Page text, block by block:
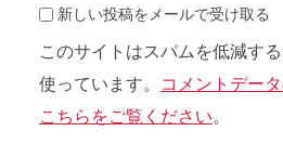
新しい投稿をメールで受け取る
このサイトはスパムを低減す
使っています。
コメントデー
こちらをご覧ください。